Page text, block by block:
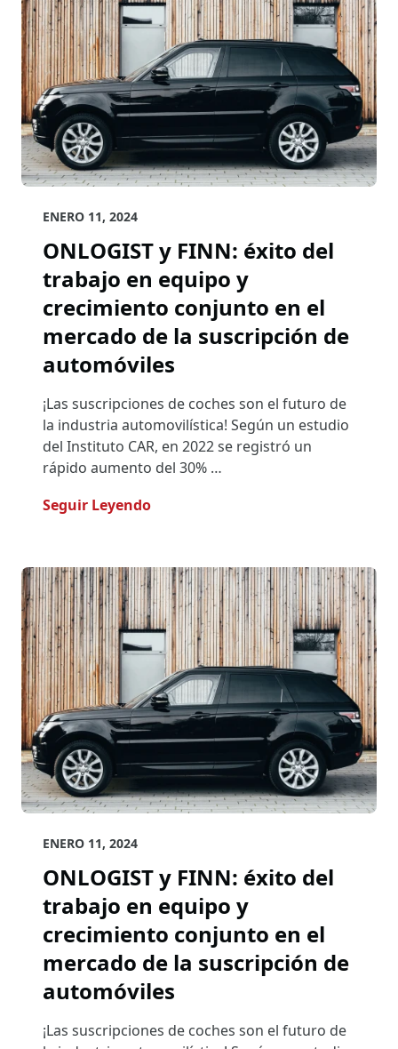
ENERO 11, 2024
ONLOGIST y FINN: éxito del
trabajo en equipo y
crecimiento conjunto en el
mercado de la suscripción de
automóviles
¡Las suscripciones de coches son el futuro de
la industria automovilística! Según un estudio
del Instituto CAR, en 2022 se registró un
rápido aumento del 30% …
Seguir Leyendo- ONLOGIST Y FINN: Éxito Del
ENERO 11, 2024
ONLOGIST y FINN: éxito del
trabajo en equipo y
crecimiento conjunto en el
mercado de la suscripción de
automóviles
¡Las suscripciones de coches son el futuro de